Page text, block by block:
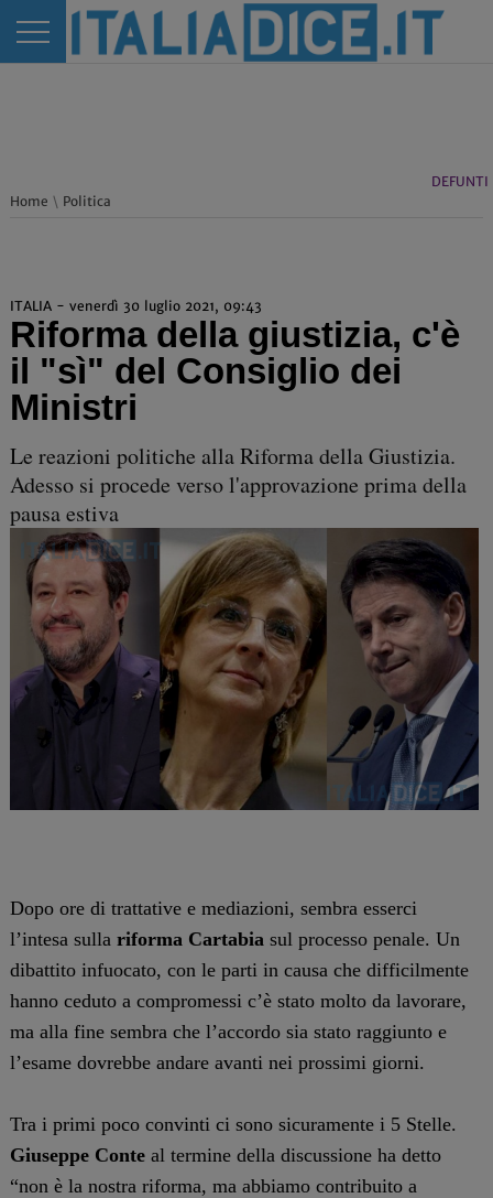
DEFUNTI
Home \ Politica
ITALIA - venerdì 30 luglio 2021, 09:43
Riforma della giustizia, c'è
il "sì" del Consiglio dei
Ministri
Le reazioni politiche alla Riforma della Giustizia.
Adesso si procede verso l'approvazione prima della
pausa estiva
Dopo ore di trattative e mediazioni, sembra esserci
l’intesa sulla riforma Cartabia sul processo penale. Un
dibattito infuocato, con le parti in causa che difficilmente
hanno ceduto a compromessi c’è stato molto da lavorare,
ma alla fine sembra che l’accordo sia stato raggiunto e
l’esame dovrebbe andare avanti nei prossimi giorni.
Tra i primi poco convinti ci sono sicuramente i 5 Stelle.
Giuseppe Conte al termine della discussione ha detto
“non è la nostra riforma, ma abbiamo contribuito a